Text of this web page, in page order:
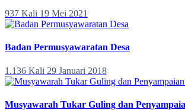
937 Kali 19 Mei 2021
Badan Permusyawaratan Desa
1.136 Kali 29 Januari 2018
Musyawarah Tukar Guling dan